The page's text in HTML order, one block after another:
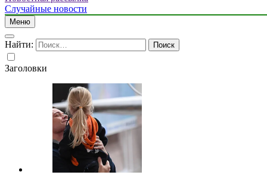
Случайные новости
Меню
Найти:
Заголовки